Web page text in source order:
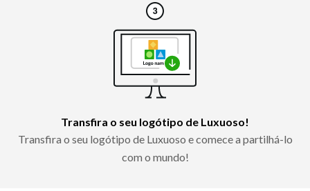
Transfira o seu logótipo de Luxuoso!
Transfira o seu logótipo de Luxuoso e comece a partilhá-lo
com o mundo!